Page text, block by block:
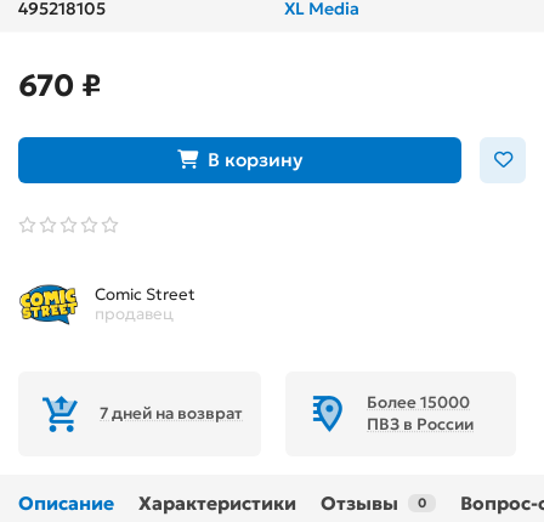
495218105 XL Media
670 ₽
В корзину
Comic Street
продавец
7 дней на возврат
Более 15000
ПВЗ в России
Описание Характеристики Отзывы 0 Вопрос-